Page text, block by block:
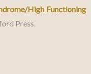
High Functioning
Press.